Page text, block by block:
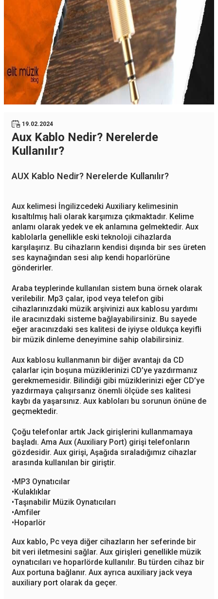
19.02.2024
Aux Kablo Nedir? Nerelerde
Kullanılır?
AUX Kablo Nedir? Nerelerde Kullanılır?
Aux kelimesi İngilizcedeki Auxiliary kelimesinin
kısaltılmış hali olarak karşımıza çıkmaktadır. Kelime
anlamı olarak yedek ve ek anlamına gelmektedir. Aux
kablolarla genellikle eski teknoloji cihazlarda
karşılaşırız. Bu cihazların kendisi dışında bir ses üreten
ses kaynağından sesi alıp kendi hoparlörüne
gönderirler.
Araba teyplerinde kullanılan sistem buna örnek olarak
verilebilir. Mp3 çalar, ipod veya telefon gibi
cihazlarınızdaki müzik arşivinizi aux kablosu yardımı
ile aracınızdaki sisteme bağlayabilirsiniz. Bu sayede
eğer aracınızdaki ses kalitesi de iyiyse oldukça keyifli
bir müzik dinleme deneyimine sahip olabilirsiniz.
Aux kablosu kullanmanın bir diğer avantajı da CD
çalarlar için boşuna müziklerinizi CD’ye yazdırmanız
gerekmemesidir. Bilindiği gibi müziklerinizi eğer CD’ye
yazdırmaya çalışırsanız önemli ölçüde ses kalitesi
kaybı da yaşarsınız. Aux kabloları bu sorunun önüne de
geçmektedir.
Çoğu telefonlar artık Jack girişlerini kullanmamaya
başladı. Ama Aux (Auxiliary Port) girişi telefonların
gözdesidir. Aux girişi, Aşağıda sıraladığımız cihazlar
arasında kullanılan bir giriştir.
• MP3 Oynatıcılar
• Kulaklıklar
•Taşınabilir Müzik Oynatıcıları
•Amfiler
•Hoparlör
Aux kablo, Pc veya diğer cihazların her seferinde bir
bit veri iletmesini sağlar. Aux girişleri genellikle müzik
oynatıcıları ve hoparlörde kullanılır. Bu türden cihaz bir
Aux portuna bağlanır. Aux ayrıca auxiliary jack veya
auxiliary port olarak da geçer.